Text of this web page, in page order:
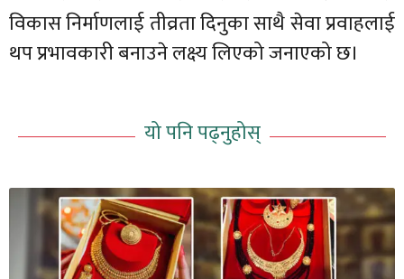
विकास निर्माणलाई तीव्रता दिनुका साथै सेवा प्रवाहलाई
थप प्रभावकारी बनाउने लक्ष्य लिएको जनाएको छ।
यो पनि पढ्नुहोस्